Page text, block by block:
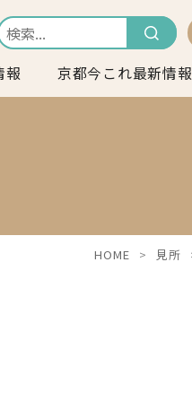
報 京都今これ最新情報
HOME 見所